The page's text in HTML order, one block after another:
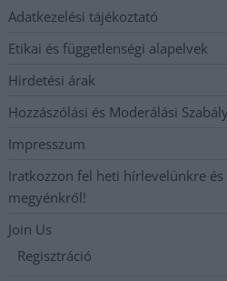
Adatkezelési tájékoztató
Etikai és függetlenségi alapelvek
Hirdetési árak
Hozzászólási és Moderálási
Impresszum
Iratkozzon fel heti hírlevelünkre
megyénkről!
Join Us
Regisztráció